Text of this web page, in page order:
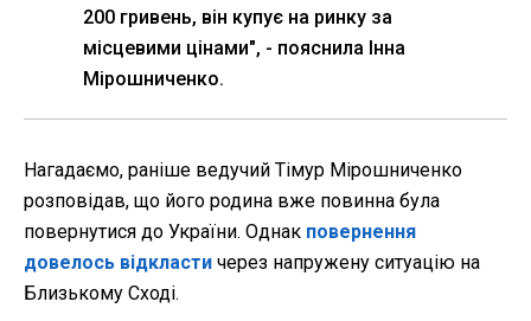
200 гривень, він купує на ринку за
місцевими цінами", - пояснила Інна
Мірошниченко.
Нагадаємо, раніше ведучий Тімур Мірошниченко
розповідав, що його родина вже повинна була
повернутися до України. Однак повернення
довелось відкласти через напружену ситуацію на
Близькому Сході.